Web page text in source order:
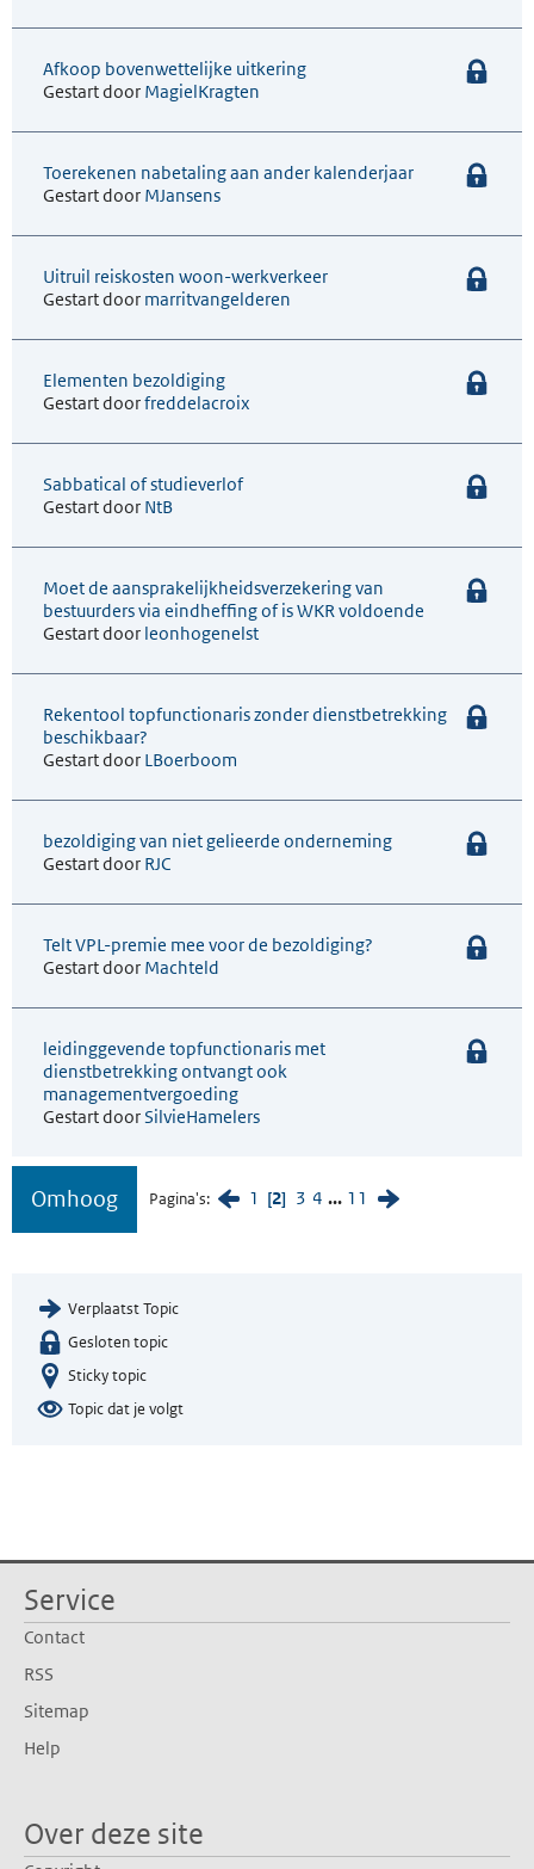
Afkoop bovenwettelijke uitkering
Gestart door MagielKragten
Toerekenen nabetaling aan ander kalenderjaar
Gestart door MJansens
Uitruil reiskosten woon-werkverkeer
Gestart door marritvangelderen
Elementen bezoldiging
Gestart doorfreddelacroix
Sabbatical of studieverlof
Gestart door NtB
Moet de aansprakelijkheidsverzekering van
bestuurders via eindheffing of is WKR voldoende
Gestart door leonhogenelst
Rekentool topfunctionaris zonder dienstbetrekking
beschikbaar?
Gestart door LBoerboom
bezoldiging van niet gelieerde onderneming
Gestart door RJC
Telt VPL-premie mee voor de bezoldiging?
Gestart door Machteld
leidinggevende topfunctionaris met
dienstbetrekking ontvangt ook
managementvergoeding
Gestart door SilvieHamelers
Omhoog Pagina's 1 2 3 4 ... 11
Verplaatst Topic
Gesloten topic
Sticky topic
Topic dat je volgt
Service
Contact
RSS
Sitemap
Help
Over deze site